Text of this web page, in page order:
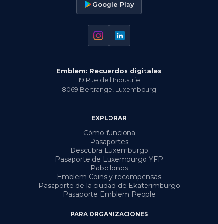
Google Play
Emblem: Recuerdos digitales
19 Rue de l'Industrie
8069 Bertrange Luxembourg
EXPLORAR
Cómo funciona
Pasaportes
Descubra Luxemburgo
Pasaporte de Luxemburgo YFP
Pabellones
Emblem Coins y recompensas
Pasaporte de la ciudad de Ekaterimburgo
Pasaporte Emblem People
PARA ORGANIZACIONES